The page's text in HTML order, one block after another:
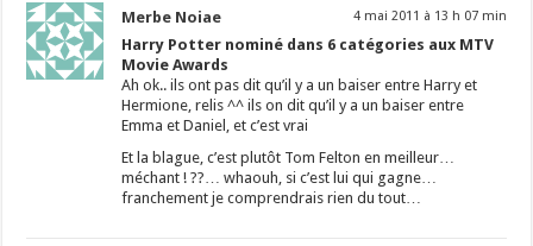
Merbe Noiae 4 mai 2011 à 13 h 07 min
Harry Potter nominé dans 6 catégories aux MTV
Movie Awards
Ah ok.. ils ont pas dit qu’il y a un baiser entre Harry et
Hermione, relis ^^ ils on dit qu’il y a un baiser entre
Emma et Daniel, et c’est vrai
Et la blague, c’est plutôt Tom Felton en meilleur…
méchant ! ??… whaouh, si c’est lui qui gagne…
franchement je comprendrais rien du tout…